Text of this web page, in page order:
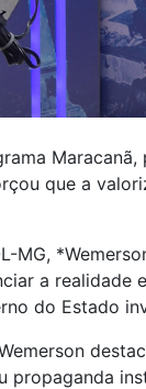
que a
MG,
a realidade
do Estado
propaganda